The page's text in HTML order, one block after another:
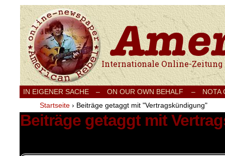
Internationale Onlinezeitung für Frieden,
IN EIGENER SACHE – ON OUR OWN BEHALF –
NOTA
Startseite › Beiträge getaggt mit "Vertragskündigung"
Beiträge getaggt mit